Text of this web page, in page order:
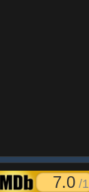
7.0 /